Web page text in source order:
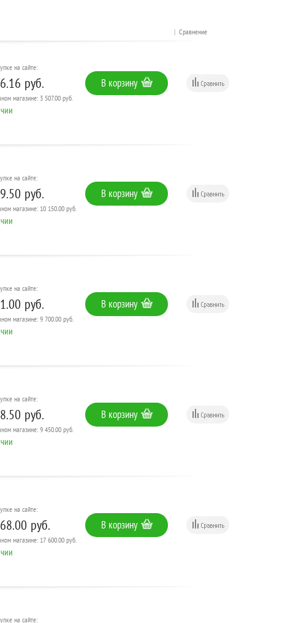
| Сравнение
на сайте:
руб.
магазине: 3 507.00 руб.
В корзину
на сайте:
руб.
магазине: 10 150.00 руб.
В корзину
на сайте:
руб.
магазине: 9 700.00 руб.
В корзину
на сайте:
руб.
магазине: 9 450.00 руб.
В корзину
на сайте:
руб.
магазине: 17 600.00 руб.
В корзину
на сайте: